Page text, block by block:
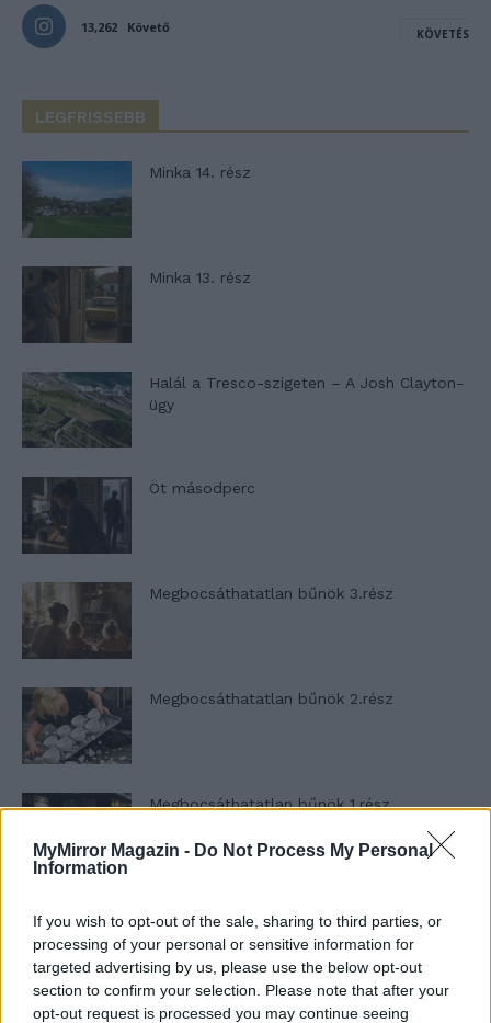
MyMirror Magazin - Do Not Process My Personal
Information
If you wish to opt-out of the sale, sharing to third parties, or
processing of your personal or sensitive information for
targeted advertising by us, please use the below opt-out
section to confirm your selection. Please note that after your
opt-out request is processed you may continue seeing
13,262 Követő KÖVETÉS
LEGFRISSEBB
Minka 14. rész
Minka 13. rész
Halál a Tresco-szigeten – A Josh Clayton-
ügy
Öt másodperc
Megbocsáthatatlan bűnök 3.rész
Megbocsáthatatlan bűnök 2.rész
Megbocsáthatatlan bűnök 1.rész
jelképe
Minka 12. rész